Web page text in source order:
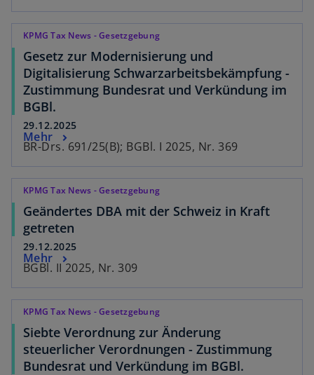
KPMG Tax News - Gesetzgebung
Gesetz zur Modernisierung und
Digitalisierung Schwarzarbeitsbekämpfung -
Zustimmung Bundesrat und Verkündung im
BGBl.
29.12.2025
BR-Drs. 691/25(B); BGBl. I 2025, Nr. 369
Mehr
KPMG Tax News - Gesetzgebung
Geändertes DBA mit der Schweiz in Kraft
getreten
29.12.2025
BGBl. II 2025, Nr. 309
Mehr
KPMG Tax News - Gesetzgebung
Siebte Verordnung zur Änderung
steuerlicher Verordnungen - Zustimmung
Bundesrat und Verkündung im BGBl.